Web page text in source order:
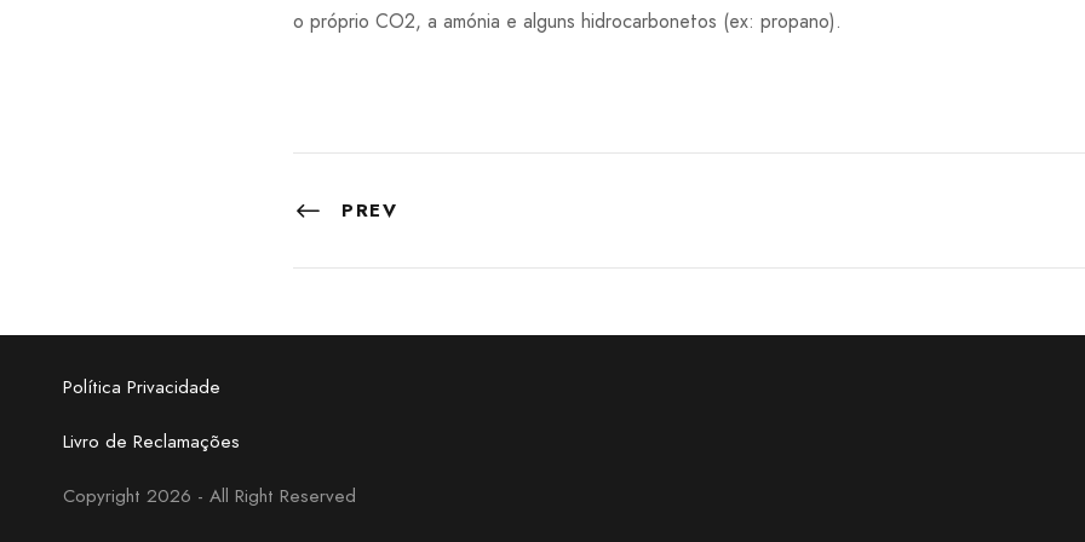
o próprio CO2, a amónia e alguns hidrocarbonetos (ex: propano).
PREV
Política Privacidade
Livro de Reclamações
Copyright 2026 - All Right Reserved